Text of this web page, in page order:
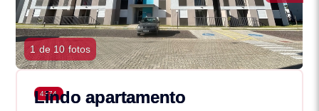
1 de 10 fotos
4374
Lindo apartamento